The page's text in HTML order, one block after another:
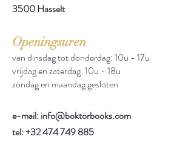
3500 Hasselt
Openingsuren
van dinsdag tot donderdag: 10u - 17u
vrijdag en zaterdag: 10u - 18u
zondag en maandag gesloten
e-mail: info@boktorbooks.com
tel:+32 474 749 885